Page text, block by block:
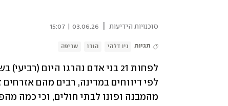
סוכנויות הידיעות 03.06.26 | 15:07
תגיות ניו דלהי הודו שריפה
מהמבנה ופונו לבתי חולים, וכי כמה